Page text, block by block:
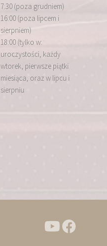
7:30 (poza grudniem)
16:00 (poza lipcem i
sierpniem)
18:00 (tylko w:
uroczystości, każdy
wtorek, pierwsze piątki
miesiąca, oraz w lipcu i
sierpniu